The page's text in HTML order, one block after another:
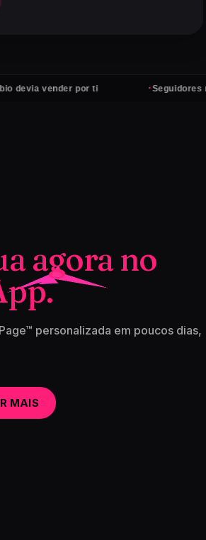
vender por ti Seguidores
agora no
personalizada em poucos dias,
MAIS